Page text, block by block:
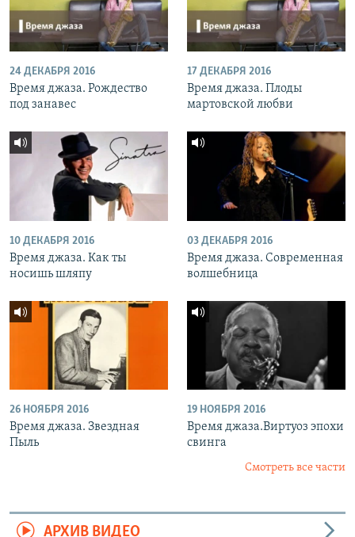
24 ДЕКАБРЯ 2016
Время джаза. Рождество
под занавес
17 ДЕКАБРЯ 2016
Время джаза. Плоды
мартовской любви
10 ДЕКАБРЯ 2016
Время джаза. Как ты
носишь шляпу
03 ДЕКАБРЯ 2016
Время джаза. Современная
волшебница
26 НОЯБРЯ 2016
Время джаза. Звездная
Пыль
19 НОЯБРЯ 2016
Время джаза.Виртуоз эпохи
свинга
Смотреть все части
АРХИВ ВИДЕО